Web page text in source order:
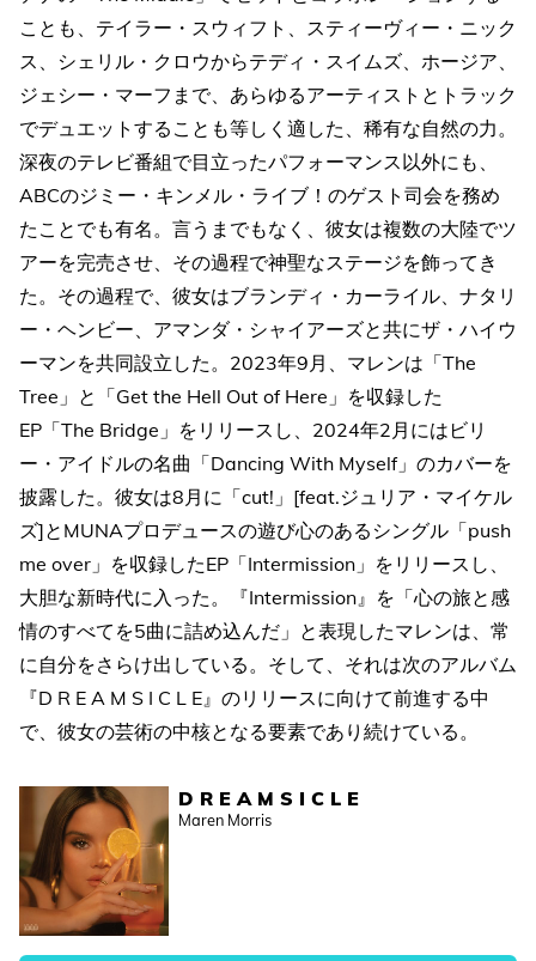
ことも、テイラー・スウィフト、スティーヴィー・ニック
ス、シェリル・クロウからテディ・スイムズ、ホージア、
ジェシー・マーフまで、あらゆるアーティストとトラック
でデュエットすることも等しく適した、稀有な自然の力。
深夜のテレビ番組で目立ったパフォーマンス以外にも、
ABCのジミー・キンメル・ライブ！のゲスト司会を務め
たことでも有名。言うまでもなく、彼女は複数の大陸でツ
アーを完売させ、その過程で神聖なステージを飾ってき
た。その過程で、彼女はブランディ・カーライル、ナタリ
ー・ヘンビー、アマンダ・シャイアーズと共にザ・ハイウ
ーマンを共同設立した。2023年9月、マレンは「The
Tree」と「Get the Hell Out of Here」を収録した
EP「The Bridge」をリリースし、2024年2月にはビリ
ー・アイドルの名曲「Dancing With Myself」のカバーを
披露した。彼女は8月に「cut!」[feat.ジュリア・マイケル
ズ]とMUNAプロデュースの遊び心のあるシングル「push
me over」を収録したEP「Intermission」をリリースし、
大胆な新時代に入った。『Intermission』を「心の旅と感
情のすべてを5曲に詰め込んだ」と表現したマレンは、常
に自分をさらけ出している。そして、それは次のアルバム
『D R E A M S I C L E』のリリースに向けて前進する中
で、彼女の芸術の中核となる要素であり続けている。
D R E A M S I C L E
Maren Morris